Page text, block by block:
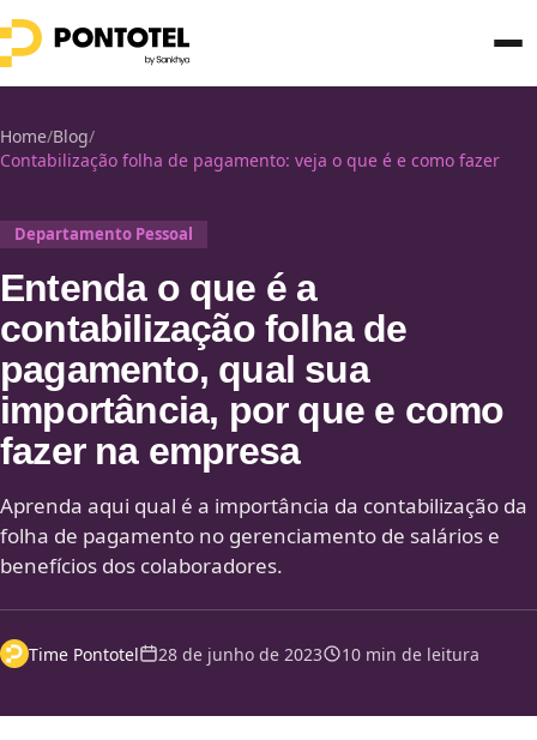
Home/Blog/
Contabilização folha de pagamento: veja o que é e como fazer
Departamento Pessoal
Entenda o que é a
contabilização folha de
pagamento, qual sua
importância, por que e como
fazer na empresa
Aprenda aqui qual é a importância da contabilização da
folha de pagamento no gerenciamento de salários e
benefícios dos colaboradores.
Time Pontotel 28 de junho de 2023 10 min de leitura